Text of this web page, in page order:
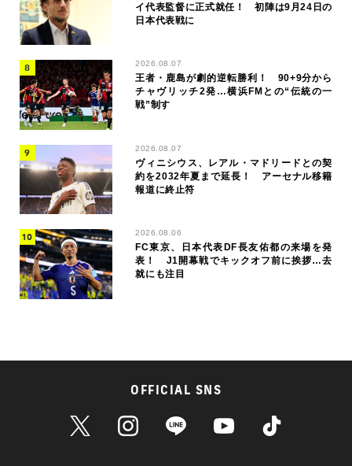
イ代表監督に正式就任！ 初陣は9月24日の
日本代表戦に
2026.08.07
王者・鹿島が劇的逆転勝利！ 90+9分から
チャヴリッチ2発…横浜FMとの“伝統の一
戦”制す
2026.08.07
ヴィニシウス、レアル・マドリードとの契
約を2032年夏まで延長！ アーセナル移籍
報道に終止符
2026.08.06
FC東京、日本代表DF長友佑都の来場を発
表！ J1開幕戦でキックオフ前に挨拶…去
就にも注目
OFFICIAL SNS